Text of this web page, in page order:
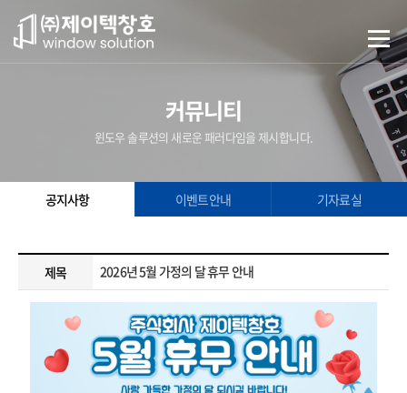
커뮤니티
윈도우 솔루션의 새로운 패러다임을 제시합니다.
공지사항 이벤트안내 기자료실
제목 2026년 5월 가정의 달 휴무 안내